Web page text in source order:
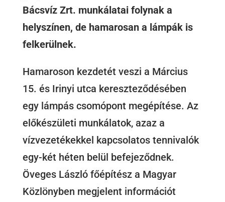
Bácsvíz Zrt. munkálatai folynak a
helyszínen, de hamarosan a lámpák is
felkerülnek.
Hamaroson kezdetét veszi a Március
15. és Irinyi utca kereszteződésében
egy lámpás csomópont megépítése. Az
előkészületi munkálatok, azaz a
vízvezetékekkel kapcsolatos tennivalók
egy-két héten belül befejeződnek.
Öveges László főépítész a Magyar
Közlönyben megjelent információt